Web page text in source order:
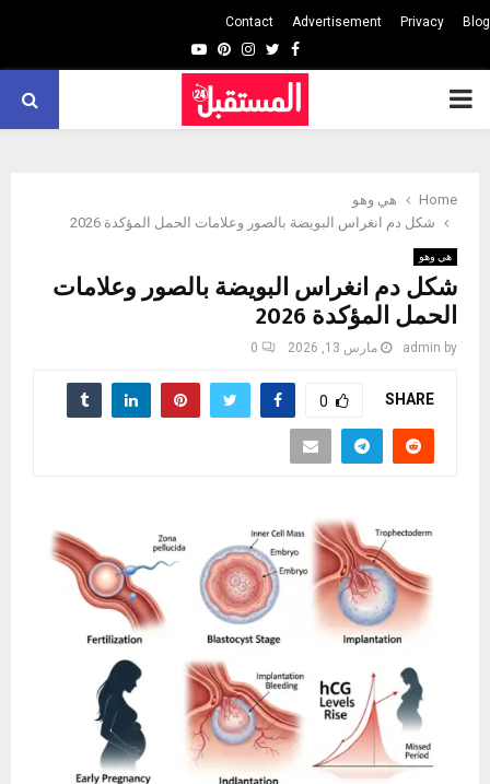
Blog
Privacy
Advertisement
Contact
Facebook
Twitter
Instagram
Pinterest
Youtube
PRIMARY
Home
هي وهو
شكل دم انغراس البويضة بالصور وعلامات الحمل المؤكدة 2026
هي وهو
شكل دم انغراس البويضة بالصور وعلامات
الحمل المؤكدة 2026
by
admin مارس 13, 2026 0
SHARE
0